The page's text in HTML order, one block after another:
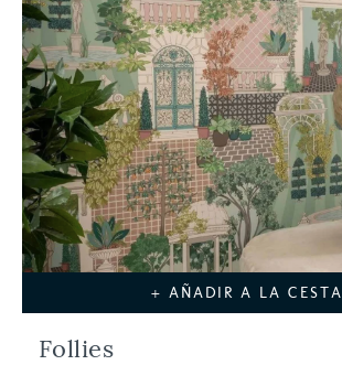
+ AÑADIR A LA CESTA
Follies